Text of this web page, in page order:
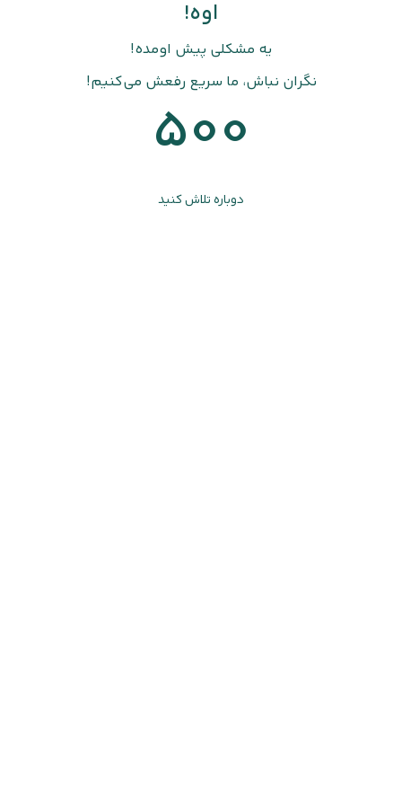
اوه!
یه مشکلی پیش اومده!
نگران نباش، ما سریع رفعش می‌کنیم!
500
دوباره تلاش کنید